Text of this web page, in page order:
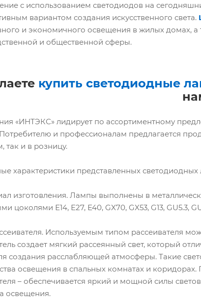
с использованием светодиодов на
вариантом создания искусственного света.
и экономичного освещения в жилых домах,
и общественной сферы.
купить светодиодные
«ИНТЭКС» лидирует по ассортиментному
и профессионалам предлагается
так и в розницу.
характеристики представленных светодиодных
изготовления. Лампы выполнены в
цоколями Е14, Е27, Е40, GX70, GX53, G13, GU5.3,
Используемым типом рассеивателя
создает мягкий рассеянный свет, который
создания расслабляющей атмосферы. Такие
освещения в спальных комнатах и
– обеспечивается яркий и мощной силы
освещения.